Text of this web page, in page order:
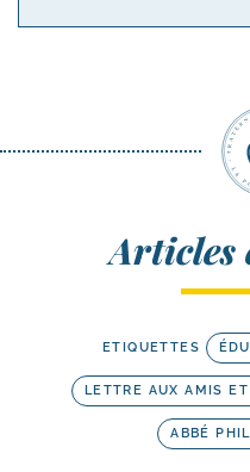
Articles
ETIQUETTES
LETTRE AUX AMIS
ABBÉ